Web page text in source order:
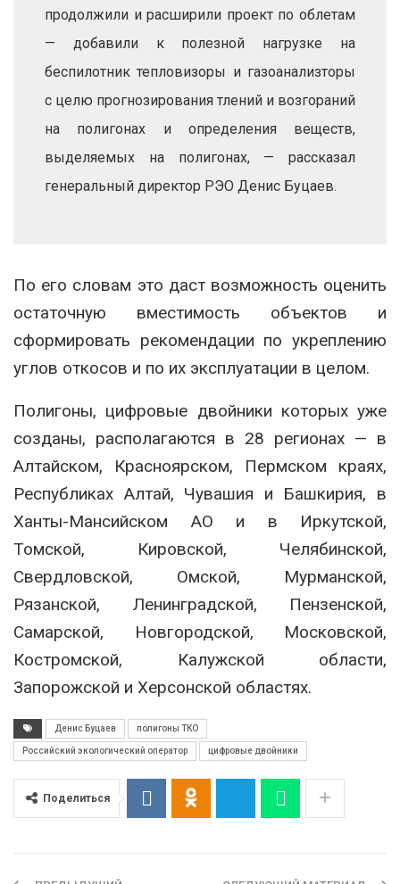
продолжили и расширили проект по облетам
— добавили к полезной нагрузке на
беспилотник тепловизоры и газоанализторы
с целю прогнозирования тлений и возгораний
на полигонах и определения веществ,
выделяемых на полигонах, — рассказал
генеральный директор РЭО Денис Буцаев.
По его словам это даст возможность оценить
остаточную вместимость объектов и
сформировать рекомендации по укреплению
углов откосов и по их эксплуатации в целом.
Полигоны, цифровые двойники которых уже
созданы, располагаются в 28 регионах — в
Алтайском, Красноярском, Пермском краях,
Республиках Алтай, Чувашия и Башкирия, в
Ханты-Мансийском АО и в Иркутской,
Томской, Кировской, Челябинской,
Свердловской, Омской, Мурманской,
Рязанской, Ленинградской, Пензенской,
Самарской, Новгородской, Московской,
Костромской, Калужской области,
Запорожской и Херсонской областях.
Денис Буцаев полигоны ТКО
Российский экологический оператор цифровые двойники
Поделиться